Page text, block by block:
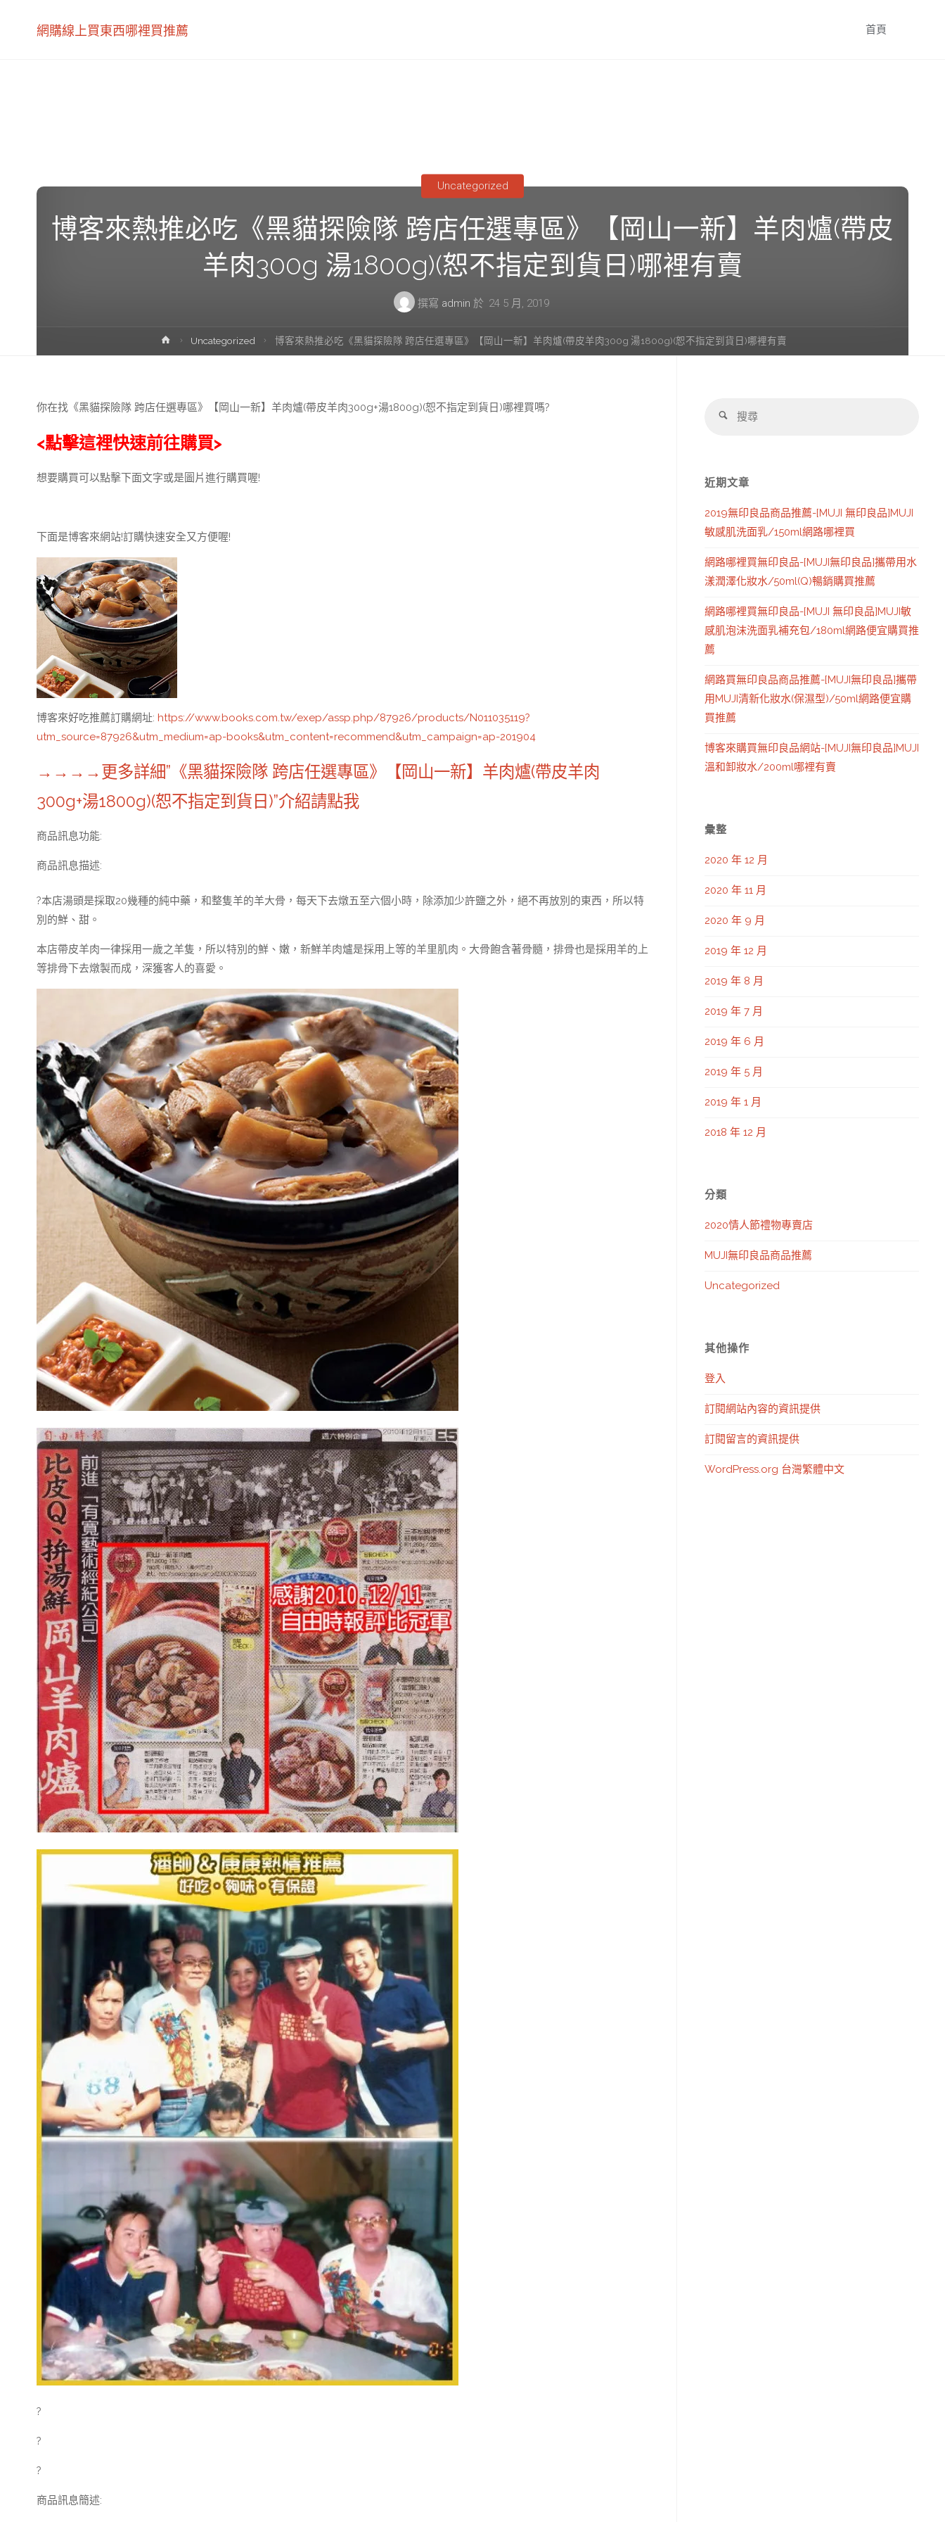
網購線上買東西哪裡買推薦 首頁
博客來熱推必吃《黑貓探險隊 跨店任選專區》【岡山一新】羊肉爐(帶皮
羊肉300g 湯1800g)(恕不指定到貨日)哪裡有賣
撰寫 admin 於 24 5 月, 2019
Uncategorized
首
頁
Uncategorized 博客來熱推必吃《黑貓探險隊 跨店任選專區》【岡山一新】羊肉爐(帶皮羊肉300g 湯1800g)(恕不指定到貨日)哪裡有賣
你在找《黑貓探險隊 跨店任選專區》【岡山一新】羊肉爐(帶皮羊肉300g+湯1800g)(恕不指定到貨日)哪裡買嗎?
<點擊這裡快速前往購買>
想要購買可以點擊下面文字或是圖片進行購買喔!
下面是博客來網站!訂購快速安全又方便喔!
博客來好吃推薦訂購網址: https://www.books.com.tw/exep/assp.php/87926/products/N011035119?
utm_source=87926&utm_medium=ap-books&utm_content=recommend&utm_campaign=ap-201904
→→→→更多詳細”《黑貓探險隊 跨店任選專區》【岡山一新】羊肉爐(帶皮羊肉
300g+湯1800g)(恕不指定到貨日)”介紹請點我
商品訊息功能:
商品訊息描述:
?本店湯頭是採取20幾種的純中藥，和整隻羊的羊大骨，每天下去燉五至六個小時，除添加少許鹽之外，絕不再放別的東西，所以特
別的鮮、甜。
本店帶皮羊肉一律採用一歲之羊隻，所以特別的鮮、嫩，新鮮羊肉爐是採用上等的羊里肌肉。大骨飽含著骨髓，排骨也是採用羊的上
等排骨下去燉製而成，深獲客人的喜愛。
?
?
?
商品訊息簡述:
搜
近期文章
2019無印良品商品推薦-[MUJI 無印良品]MUJI
敏感肌洗面乳/150ml網路哪裡買
網路哪裡買無印良品-[MUJI無印良品]攜帶用水
漾潤澤化妝水/50ml(Q)暢銷購買推薦
網路哪裡買無印良品-[MUJI 無印良品]MUJI敏
感肌泡沫洗面乳補充包/180ml網路便宜購買推
薦
網路買無印良品商品推薦-[MUJI無印良品]攜帶
用MUJI清新化妝水(保濕型)/50ml網路便宜購
買推薦
博客來購買無印良品網站-[MUJI無印良品]MUJI
溫和卸妝水/200ml哪裡有賣
彙整
2020 年 12 月
2020 年 11 月
2020 年 9 月
2019 年 12 月
2019 年 8 月
2019 年 7 月
2019 年 6 月
2019 年 5 月
2019 年 1 月
2018 年 12 月
分類
2020情人節禮物專賣店
MUJI無印良品商品推薦
Uncategorized
其他操作
登入
訂閱網站內容的資訊提供
訂閱留言的資訊提供
WordPress.org 台灣繁體中文